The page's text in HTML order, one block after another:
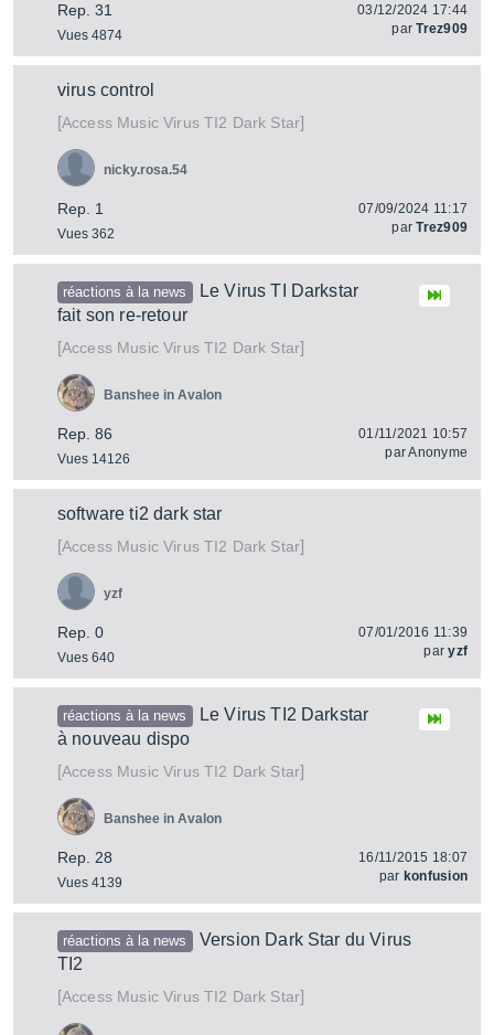
Rep. 31
Vues 4874
03/12/2024 17:44
parTrez909
virus control
[Access MusicVirus TI2 Dark Star]
Rep. 1
Vues 362
nicky.rosa.54
07/09/2024 11:17
parTrez909
réactions à la news
Le Virus TI Darkstar
fait son re-retour
[Access MusicVirus TI2 Dark Star]
Rep. 86
Vues 14126
Banshee in Avalon
01/11/2021 10:57
parAnonyme
software ti2 dark star
[Access MusicVirus TI2 Dark Star]
Rep. 0
Vues 640
yzf
07/01/2016 11:39
paryzf
réactions à la news
Le Virus TI2 Darkstar
à nouveau dispo
[Access MusicVirus TI2 Dark Star]
Rep. 28
Vues 4139
Banshee in Avalon
16/11/2015 18:07
par konfusion
réactions à la news
Version Dark Star du Virus
TI2
[Access MusicVirus TI2 Dark Star]